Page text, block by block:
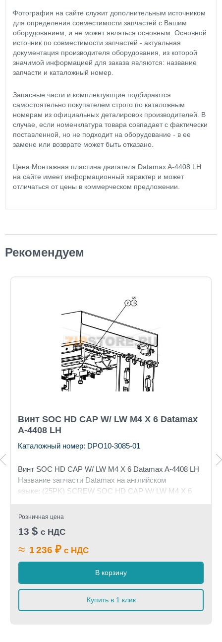
Фотография на сайте служит дополнительным источником
для определения совместимости запчастей с Вашим
оборудованием, и не может являться основным. Основной
источник по совместимости запчастей - актуальная
документация производителя оборудования, из которой
значимой информацией для заказа являются: название
запчасти и каталожный номер.
Запасные части и комплектующие подбираются
самостоятельно покупателем строго по каталожным
номерам из официальных деталировок производителей. В
случае, если номенклатура товара совпадает с фактически
поставленной, но не подходит на оборудование - в ее
замене или возврате может быть отказано.
Цена Монтажная пластина двигателя Datamax A-4408 LH
на сайте имеет информационный характер и может
отличаться от цены в коммерческом предложении.
Рекомендуем
Винт SOC HD CAP W/ LW M4 X 6 Datamax
A-4408 LH
Каталожный номер: DPO10-3085-01
Винт SOC HD CAP W/ LW M4 X 6 Datamax A-4408 LH
Название запчасти Datamax на английском
языке: (25PK) SCREW SOC HD CAP W/ LW M4 X 6
Розничная цена
13 $ с НДС
≈ 1 236 ₽ с НДС
В корзину
Купить в 1 клик